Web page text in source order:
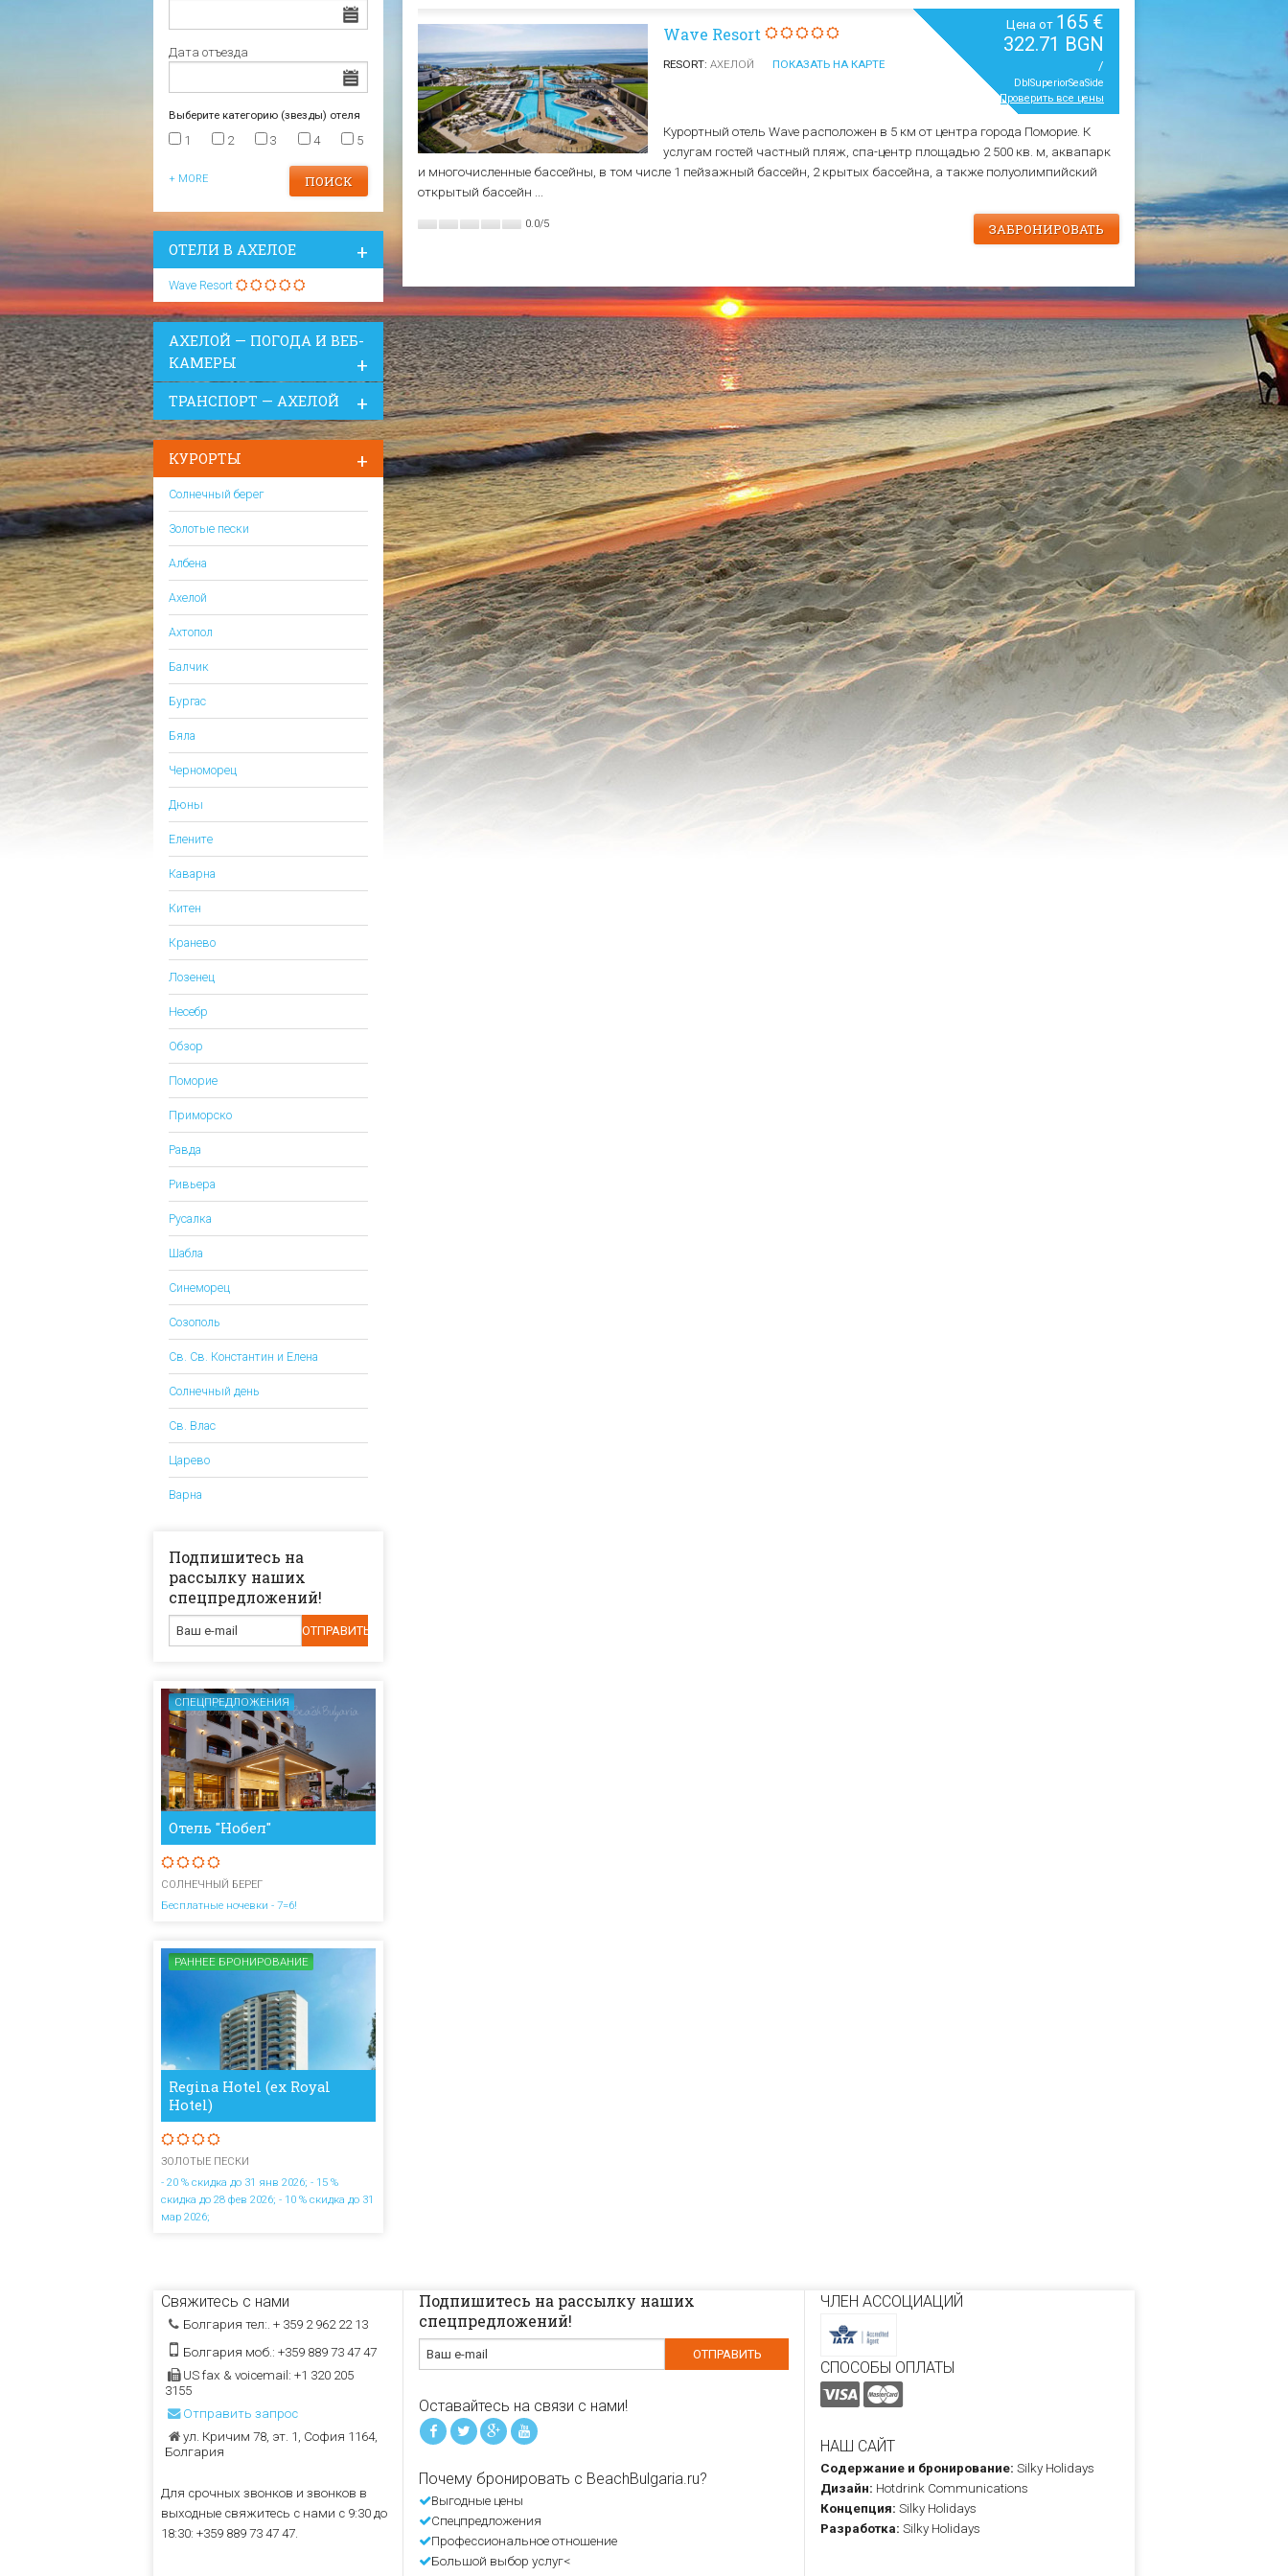
Варна
Св. Св. Константин и Отели в Св. Влас
Отели в Царево
Отели в Варне
Цена от 165 €
322.71 BGN
/
DblSuperiorSeaSide
Проверить все цены
Wave Resort
RESORT: АХЕЛОЙ ПОКАЗАТЬ НА КАРТЕ
Курортный отель Wave расположен в 5 км от центра города Поморие. К
услугам гостей частный пляж, спа-центр площадью 2 500 кв. м, аквапарк
и многочисленные бассейны, в том числе 1 пейзажный бассейн, 2 крытых бассейна, а также полуолимпийский
открытый бассейн ...
ЗАБРОНИРОВАТЬ
0.0/5
Дата отъезда
Выберите категорию (звезды) отеля
1 2 3 4 5
+ MORE
ОТЕЛИ В АХЕЛОЕ
Wave Resort
АХЕЛОЙ — ПОГОДА И ВЕБ-
КАМЕРЫ
ТРАНСПОРТ — АХЕЛОЙ
КУРОРТЫ
Солнечный берег
Золотые пески
Албена
Ахелой
Ахтопол
Балчик
Бургас
Бяла
Черноморец
Дюны
Елените
Каварна
Китен
Кранево
Лозенец
Несебр
Обзор
Поморие
Приморско
Равда
Ривьера
Русалка
Шабла
Синеморец
Созополь
Св. Св. Константин и Елена
Солнечный день
Св. Влас
Царево
Варна
Подпишитесь на
рассылку наших
спецпредложений!
СПЕЦПРЕДЛОЖЕНИЯ
Отель "Нобел"
СОЛНЕЧНЫЙ БЕРЕГ
Бесплатные ночевки - 7=6!
РАННЕЕ БРОНИРОВАНИЕ
Regina Hotel (ex Royal
Hotel)
ЗОЛОТЫЕ ПЕСКИ
- 20 % скидка до 31 янв 2026; - 15 %
скидка до 28 фев 2026; - 10 % скидка до 31
мар 2026;
Свяжитесь с нами
Болгария тел:. + 359 2 962 22 13
Болгария моб.: +359 889 73 47 47
US fax & voicemail: +1 320 205
3155
Отправить запрос
ул. Кричим 78, эт. 1, София 1164,
Болгария
Для срочных звонков и звонков в
выходные свяжитесь с нами с 9:30 до
18:30: +359 889 73 47 47.
Подпишитесь на рассылку наших
спецпредложений!
Оставайтесь на связи с нами!
Почему бронировать с BeachBulgaria.ru?
Выгодные цены
Спецпредложения
Профессиональное отношение
Большой выбор услуг<
ЧЛЕН АССОЦИАЦИЙ
СПОСОБЫ ОПЛАТЫ
НАШ САЙТ
Содержание и бронирование: Silky Holidays
Дизайн: Hotdrink Communications
Концепция: Silky Holidays
Разработка: Silky Holidays